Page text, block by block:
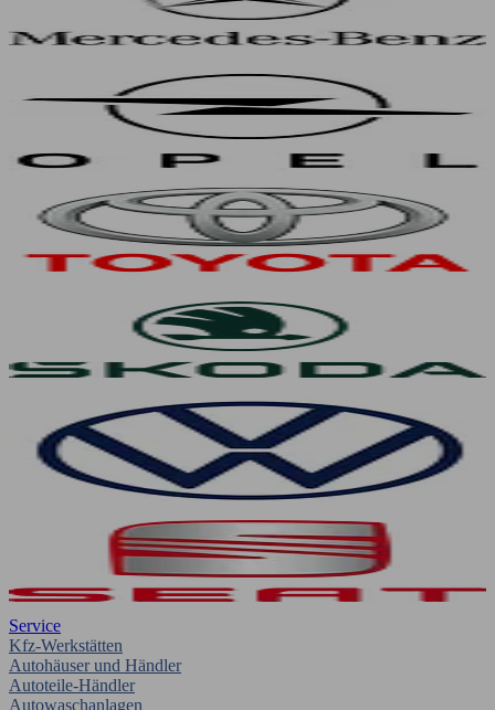
Service
Kfz-Werkstätten
Autohäuser und Händler
Autoteile-Händler
Autowaschanlagen